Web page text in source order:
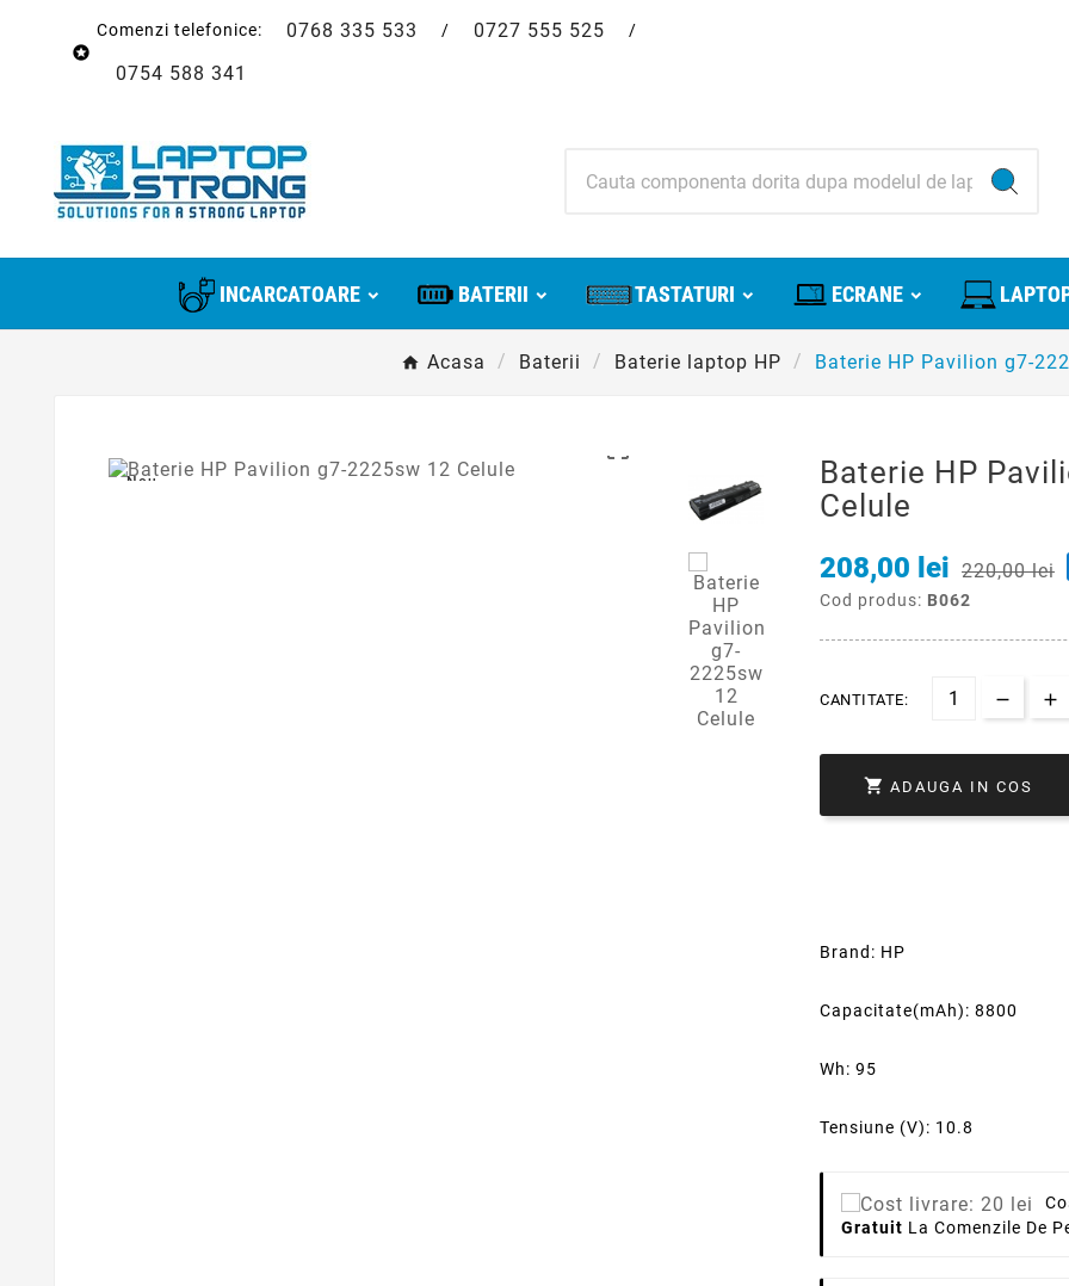

Comenzi telefonice: 0768 335 533 / 0727 555 525 /
0754 588 341
INCARCATOARE BATERII TASTATURI ECRANE
Acasa Baterii Baterie laptop HP Baterie HP Pavilion g7-
Nou
Baterie HP
Celule
208,00 lei 220,00 lei
Cod produs: B062
CANTITATE:
 ADAUGA IN COS
Brand: HP
Capacitate(mAh): 8800
Wh: 95
Tensiune (V): 10.8
Gratuit La Comenzile De